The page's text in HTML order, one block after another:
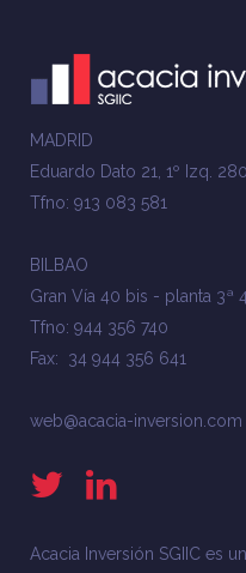
MADRID
Eduardo Dato 21, 1º Izq.
Tfno: 913 083 581
BILBAO
Gran Vía 40 bis - planta 3ª
Tfno: 944 356 740
Fax: 34 944 356 641
web@acacia-inversion.com
Acacia Inversión SGIIC es